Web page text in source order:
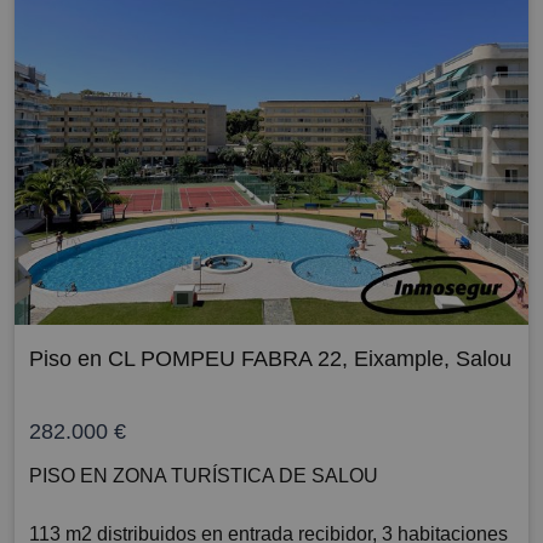
Piso en CL POMPEU FABRA 22, Eixample, Salou
282.000 €
PISO EN ZONA TURÍSTICA DE SALOU
113 m2 distribuidos en entrada recibidor, 3 habitaciones